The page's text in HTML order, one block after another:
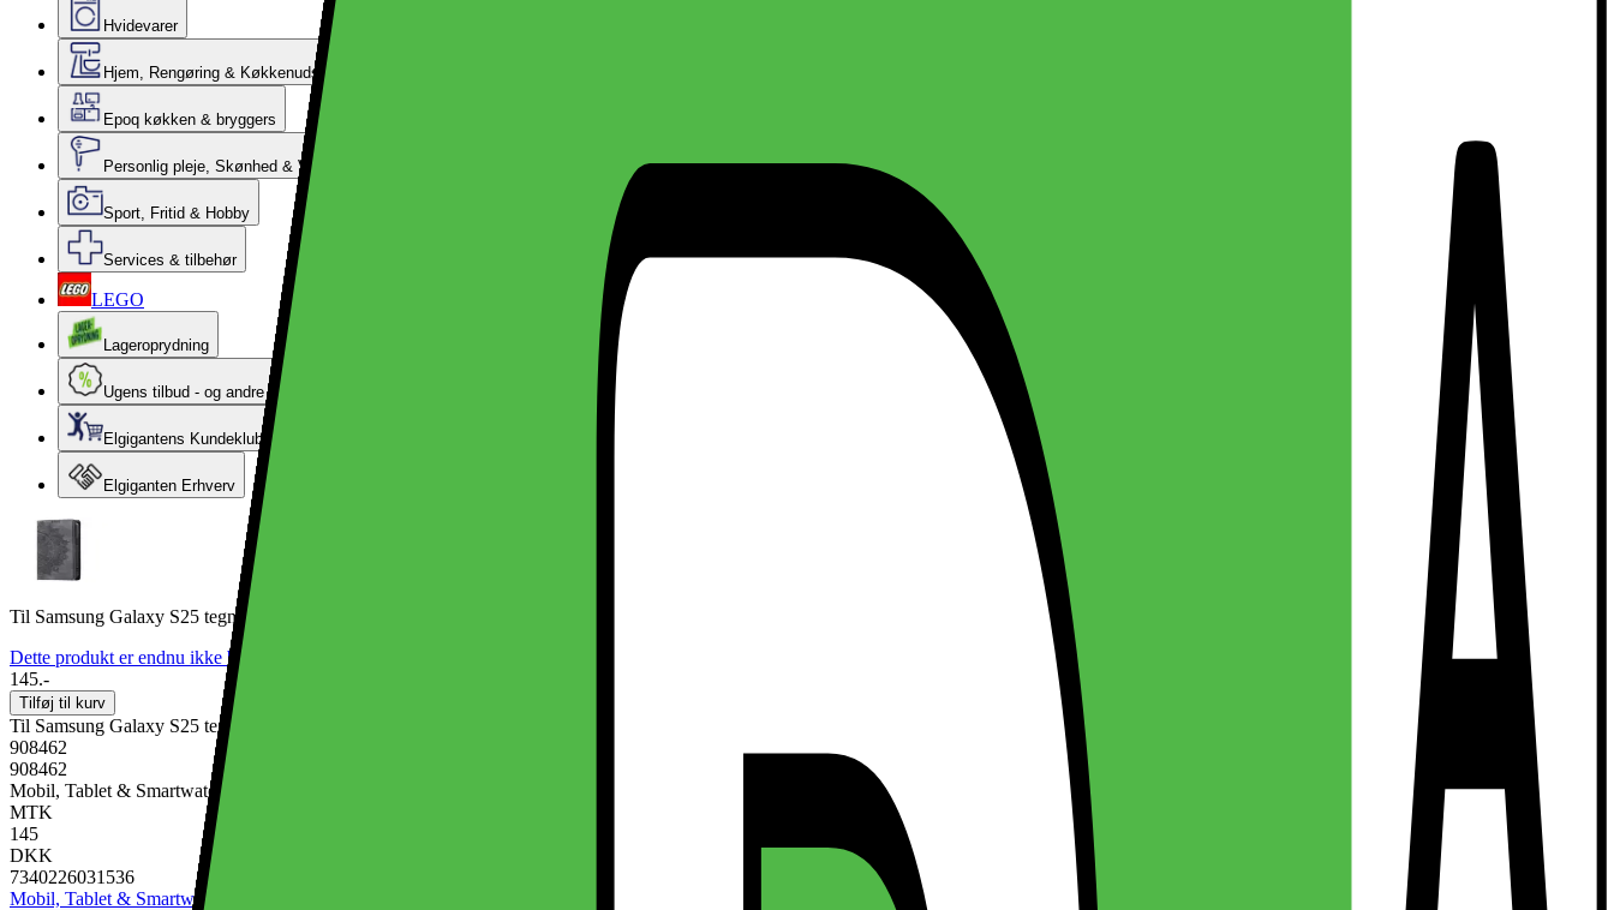
Hvidevarer
Hjem, Rengøring & Køkkenudstyr
Epoq køkken & bryggers
Personlig pleje, Skønhed & Velvære
Sport, Fritid & Hobby
Services & tilbehør
LEGO
Lageroprydning
Ugens tilbud - og andre gode priser
Elgigantens Kundeklub
Elgiganten Erhverv
Til Samsung Galaxy S25 tegnebogscover Cover Shell Mandala Blomstermønster
Dette produkt er endnu ikke blevet bedømt.
145.-
Tilføj til kurv
Til Samsung Galaxy S25 tegnebogscover Cover Shell Mandala Blomstermønster
908462
908462
Mobil, Tablet & Smartwatch, Mobiltilbehør, Mobilcovers
MTK
145
DKK
7340226031536
Mobil, Tablet & Smartwatch